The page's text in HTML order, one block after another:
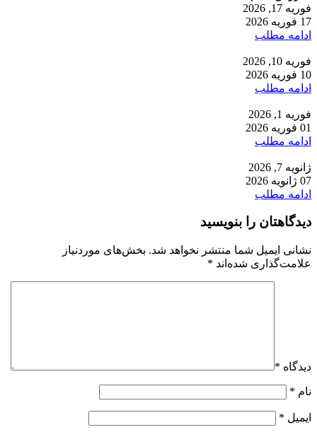
فوریه 17, 2026
17 فوریه 2026
ادامه مطلب
فوریه 10, 2026
10 فوریه 2026
ادامه مطلب
فوریه 1, 2026
01 فوریه 2026
ادامه مطلب
ژانویه 7, 2026
07 ژانویه 2026
ادامه مطلب
دیدگاهتان را بنویسید
نشانی ایمیل شما منتشر نخواهد شد. بخش‌های موردنیاز
علامت‌گذاری شده‌اند *
دیدگاه *
نام *
ایمیل *